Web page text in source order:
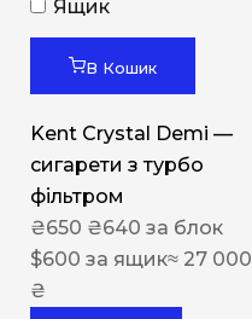
Ящик
В Кошик
Kent Crystal Demi —
сигарети з турбо
фільтром
₴650 ₴640 за блок
$600 за ящик≈ 27 000
₴